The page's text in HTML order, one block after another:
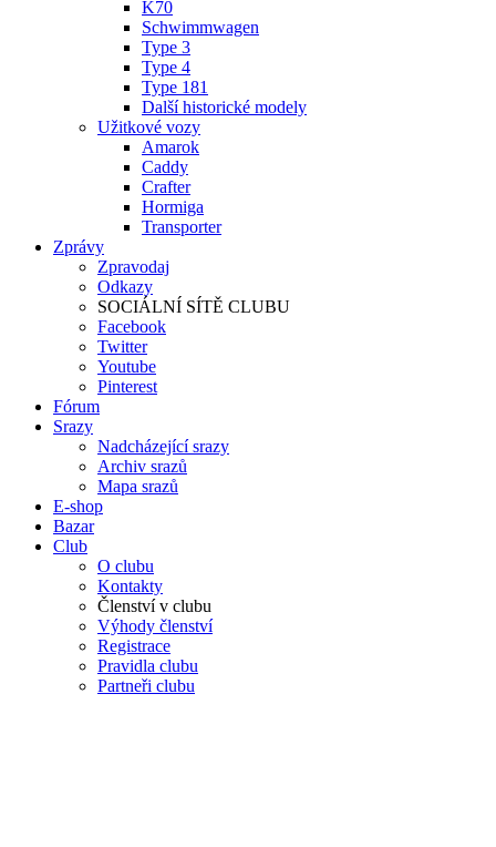
K70
Schwimmwagen
Type 3
Type 4
Type 181
Další historické modely
Užitkové vozy
Amarok
Caddy
Crafter
Hormiga
Transporter
Zprávy
Zpravodaj
Odkazy
SOCIÁLNÍ SÍTĚ CLUBU
Facebook
Twitter
Youtube
Pinterest
Fórum
Srazy
Nadcházející srazy
Archiv srazů
Mapa srazů
E-shop
Bazar
Club
O clubu
Kontakty
Členství v clubu
Výhody členství
Registrace
Pravidla clubu
Partneři clubu